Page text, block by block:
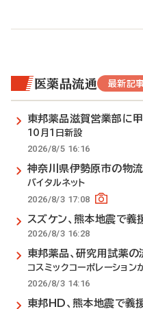
医薬品流通 最新記
東邦薬品滋賀営業部に
10月1日新設
2026/8/5 16:16
神奈川県伊勢原市の物
バイタルネット
2026/8/3 17:08
スズケン、熊本地震で義
2026/8/3 16:28
東邦薬品、研究用試薬
コスミックコーポレーション
2026/8/3 14:16
東邦HD、熊本地震で義